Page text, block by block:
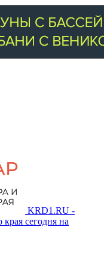
KRD1.RU -
сегодня на